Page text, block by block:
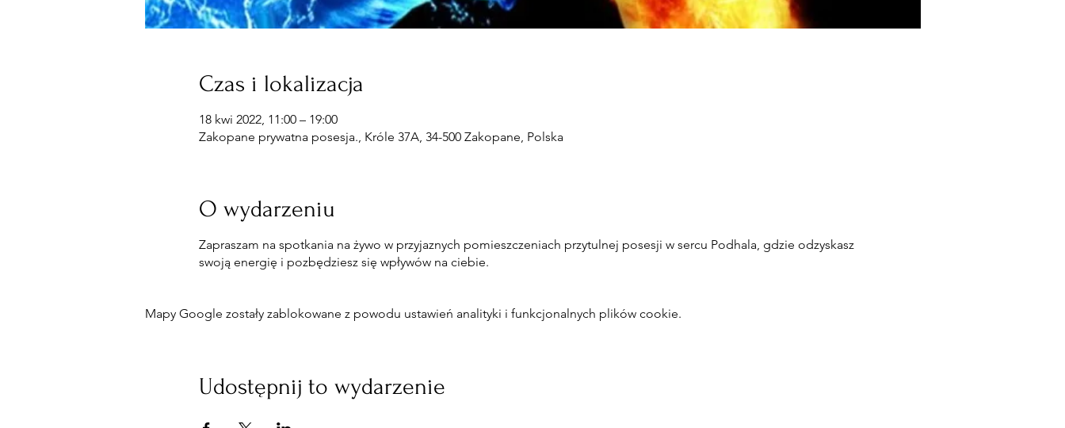
Czas i lokalizacja
18 kwi 2022, 11:00 – 19:00
Zakopane prywatna posesja., Króle 37A, 34-500 Zakopane, Polska
O wydarzeniu
Zapraszam na spotkania na żywo w przyjaznych pomieszczeniach przytulnej posesji w sercu Podhala, gdzie odzyskasz
swoją energię i pozbędziesz się wpływów na ciebie.
Mapy Google zostały zablokowane z powodu ustawień analityki i funkcjonalnych plików cookie.
Udostępnij to wydarzenie